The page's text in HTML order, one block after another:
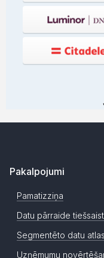
Pakalpojumi
Pamatizziņa
Datu pārraide
Segmentēto datu
Uzņēmumu